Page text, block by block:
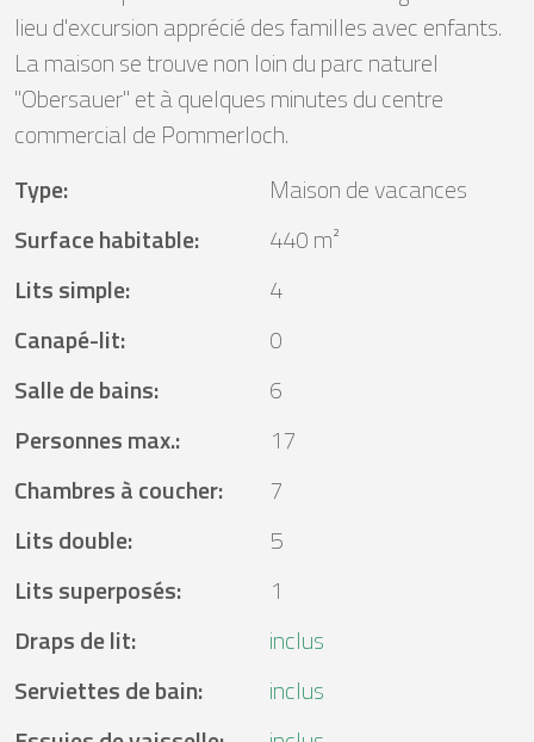
lieu d'excursion apprécié des familles avec enfants.
La maison se trouve non loin du parc naturel
"Obersauer" et à quelques minutes du centre
commercial de Pommerloch.
Type:
Maison de vacances
Surface habitable:
440 m²
Lits simple:
4
Canapé-lit:
0
Salle de bains:
6
Personnes max.:
17
Chambres à coucher:
7
Lits double:
5
Lits superposés:
1
Draps de lit:
inclus
Serviettes de bain:
inclus